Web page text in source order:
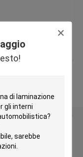
del tessuto
Contattaci